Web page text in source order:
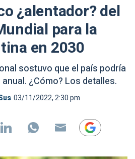
¿alentador? del
para la
en 2030
sostuvo que el país podría
¿Cómo? Los detalles.
03/11/2022, 2:30 pm